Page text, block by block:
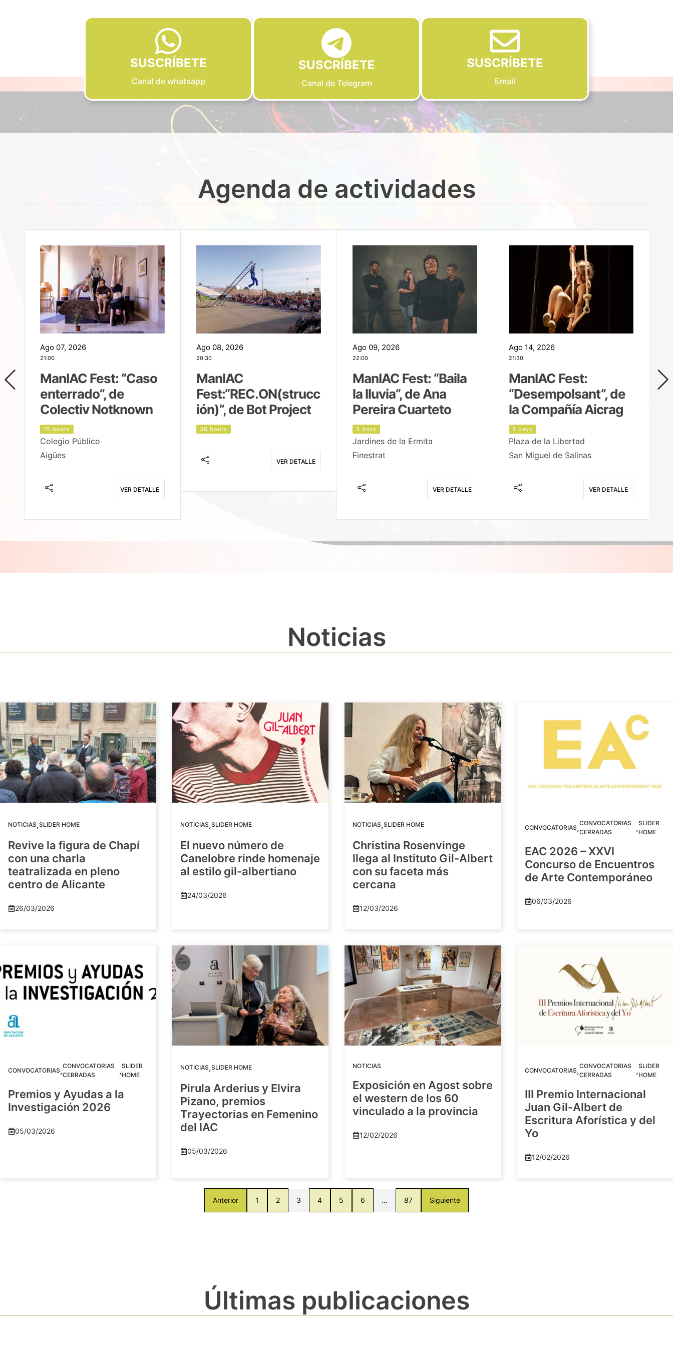
SUSCRÍBETE
Canal de whatsapp
SUSCRÍBETE
Canal de Telegram
SUSCRÍBETE
Email
Agenda de actividades
Ago 07, 2026
21:00
ManIAC Fest: “Caso
enterrado”, de
Colectiv Notknown
15 hours
Colegio Público
Aigües
VER DETALLE
Ago 08, 2026
20:30
ManIAC
Fest:“REC.ON(strucc
ión)”, de Bot Project
38 hours
VER DETALLE
Ago 09, 2026
22:00
ManIAC Fest: “Baila
la lluvia”, de Ana
Pereira Cuarteto
3 days
Jardines de la Ermita
Finestrat
VER DETALLE
Ago 14, 2026
21:30
ManIAC Fest:
“Desempolsant”, de
la Compañía Aicrag
8 days
Plaza de la Libertad
San Miguel de Salinas
VER DETALLE
Noticias
NOTICIAS,SLIDER HOME
Revive la figura de Chapí
con una charla
teatralizada en pleno
centro de Alicante
26/03/2026
NOTICIAS,SLIDER HOME
El nuevo número de
Canelobre rinde homenaje
al estilo gil-albertiano
24/03/2026
NOTICIAS,SLIDER HOME
Christina Rosenvinge
llega al Instituto Gil-Albert
con su faceta más
cercana
12/03/2026
CONVOCATORIAS,CONVOCATORIAS
CERRADAS
,SLIDER
HOME
EAC 2026 – XXVI
Concurso de Encuentros
de Arte Contemporáneo
06/03/2026
CONVOCATORIAS,CONVOCATORIAS
CERRADAS
,SLIDER
HOME
Premios y Ayudas a la
Investigación 2026
05/03/2026
NOTICIAS,SLIDER HOME
Pirula Arderius y Elvira
Pizano, premios
Trayectorias en Femenino
del IAC
05/03/2026
NOTICIAS
Exposición en Agost sobre
el western de los 60
vinculado a la provincia
12/02/2026
CONVOCATORIAS,CONVOCATORIAS
CERRADAS
,SLIDER
HOME
III Premio Internacional
Juan Gil-Albert de
Escritura Aforística y del
Yo
12/02/2026
Anterior 1 2 3 4 5 6 … 87 Siguiente
Últimas publicaciones